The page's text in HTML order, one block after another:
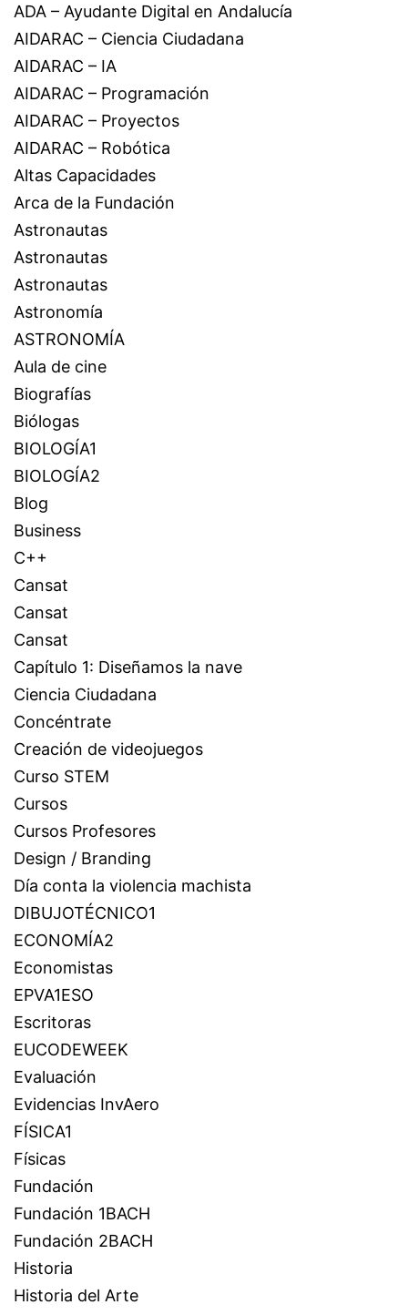
ADA – Ayudante Digital en Andalucía
AIDARAC – Ciencia Ciudadana
AIDARAC – IA
AIDARAC – Programación
AIDARAC – Proyectos
AIDARAC – Robótica
Altas Capacidades
Arca de la Fundación
Astronautas
Astronautas
Astronautas
Astronomía
ASTRONOMÍA
Aula de cine
Biografías
Biólogas
BIOLOGÍA1
BIOLOGÍA2
Blog
Business
C++
Cansat
Cansat
Cansat
Capítulo 1: Diseñamos la nave
Ciencia Ciudadana
Concéntrate
Creación de videojuegos
Curso STEM
Cursos
Cursos Profesores
Design / Branding
Día conta la violencia machista
DIBUJOTÉCNICO1
ECONOMÍA2
Economistas
EPVA1ESO
Escritoras
EUCODEWEEK
Evaluación
Evidencias InvAero
FÍSICA1
Físicas
Fundación
Fundación 1BACH
Fundación 2BACH
Historia
Historia del Arte